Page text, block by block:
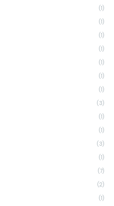
(1)
(1)
(1)
(1)
(1)
(1)
(1)
(3)
(1)
(1)
(3)
(1)
(7)
(2)
(1)